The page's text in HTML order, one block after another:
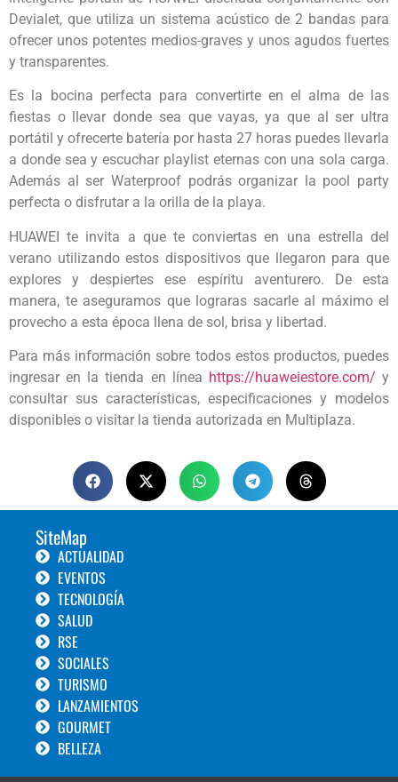
Devialet, que utiliza un sistema acústico de 2 bandas para
ofrecer unos potentes medios-graves y unos agudos fuertes
y transparentes.
Es la bocina perfecta para convertirte en el alma de las
fiestas o llevar donde sea que vayas, ya que al ser ultra
portátil y ofrecerte batería por hasta 27 horas puedes llevarla
a donde sea y escuchar playlist eternas con una sola carga.
Además al ser Waterproof podrás organizar la pool party
perfecta o disfrutar a la orilla de la playa.
HUAWEI te invita a que te conviertas en una estrella del
verano utilizando estos dispositivos que llegaron para que
explores y despiertes ese espíritu aventurero. De esta
manera, te aseguramos que lograras sacarle al máximo el
provecho a esta época llena de sol, brisa y libertad.
Para más información sobre todos estos productos, puedes
ingresar en la tienda en línea https://huaweiestore.com/ y
consultar sus características, especificaciones y modelos
disponibles o visitar la tienda autorizada en Multiplaza.
SiteMap
ACTUALIDAD
EVENTOS
TECNOLOGÍA
SALUD
RSE
SOCIALES
TURISMO
LANZAMIENTOS
GOURMET
BELLEZA